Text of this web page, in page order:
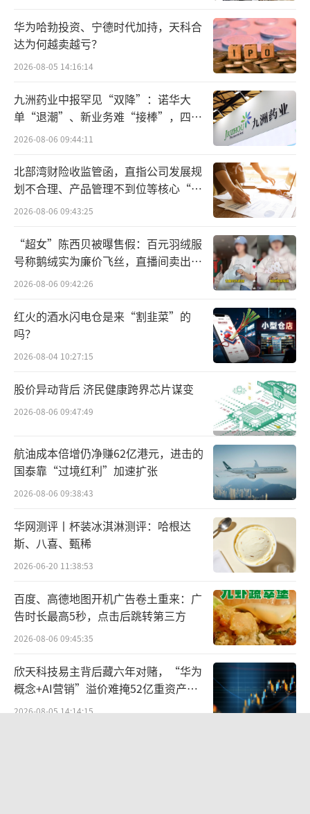
如果此次定增完成，于泽国在丹化科技上
的投资将超过10个亿，于泽国家族在丹化科技
的控制权也将更加稳定。
从公司的角度看，这已经不是丹化科技近
期内第一次向控股股东“求助”了。
今年4月3日，丹化科技突然披露了一份
《接受财务资助暨关联交易公告》，根据披露
的内容显示，自2023年8月份至目前，丹化科技
原控股股东、现第二大股东丹化集团累计向公
司提供7笔共计1.51亿元的财务资助，年化利率
在6.5%至7%之间，远高于同期的LPR3.45%报
价。
但上述借款公司未能按期偿还，并延期到2
026年3月31日，按照展期后的利息测算，丹化
科技每年光是利息就要还1026.5万元。如此高
利率的贷款自然也引起了争议。
对于这笔延期的高息贷款，上市公司方面
却有着自己的委屈。丹化科技方面表示，“因
公司连续多年亏损，难以从金融机构获得足够
的融资贷款。尽管借款利率高于贷款市场报价
利率，但利率主要参考其融资成本，交易公
允，未损害公司及中小股东利益。”
此笔借款未还，公司的资金又持续短缺，
也就有了上述定增的事宜。
有意思的是，钛媒体APP梳理上述信息的
时候发现，在丹化科技控制权未变更之前，和
控股股东之间的高息贷款事情，上市公司方面
并未进行披露。反而在正式公告披露实控人变
华为哈勃投资、宁德时代加持，天科合
达为何越卖越亏？
2026-08-05 14:16:14
九洲药业中报罕见“双降”：诺华大
单“退潮”、新业务难“接棒”，四大
难关待闯
2026-08-06 09:44:11
北部湾财险收监管函，直指公司发展规
划不合理、产品管理不到位等核心“痛
点”
2026-08-06 09:43:25
“超女”陈西贝被曝售假：百元羽绒服
号称鹅绒实为廉价飞丝，直播间卖出超
百万元
2026-08-06 09:42:26
红火的酒水闪电仓是来“割韭菜”的
吗？
2026-08-04 10:27:15
股价异动背后 济民健康跨界芯片谋变
2026-08-06 09:47:49
航油成本倍增仍净赚62亿港元，进击的
国泰靠“过境红利”加速扩张
2026-08-06 09:38:43
华网测评丨杯装冰淇淋测评：哈根达
斯、八喜、甄稀
2026-06-20 11:38:53
百度、高德地图开机广告卷土重来：广
告时长最高5秒，点击后跳转第三方
2026-08-06 09:45:35
欣天科技易主背后藏六年对赌，“华为
概念+AI营销”溢价难掩52亿重资产考
验
2026-08-05 14:14:15